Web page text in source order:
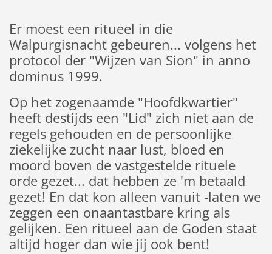
Er moest een ritueel in die
Walpurgisnacht gebeuren... volgens het
protocol der "Wijzen van Sion" in anno
dominus 1999.
Op het zogenaamde "Hoofdkwartier"
heeft destijds een "Lid" zich niet aan de
regels gehouden en de persoonlijke
ziekelijke zucht naar lust, bloed en
moord boven de vastgestelde rituele
orde gezet... dat hebben ze 'm betaald
gezet! En dat kon alleen vanuit -laten we
zeggen een onaantastbare kring als
gelijken. Een ritueel aan de Goden staat
altijd hoger dan wie jij ook bent!